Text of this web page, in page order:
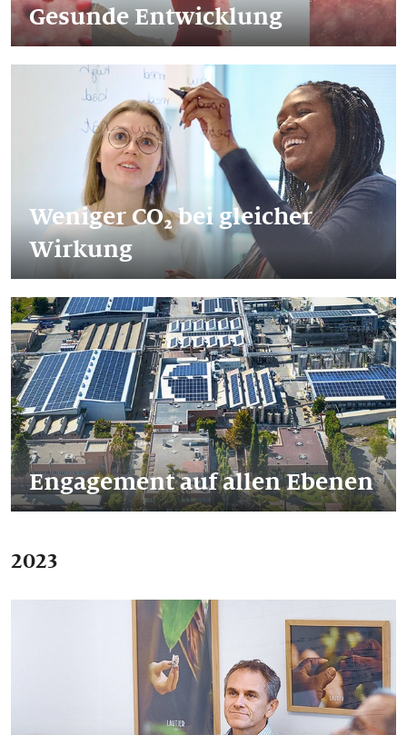
Gesunde Entwicklung
Weniger CO₂ bei gleicher
Wirkung
Engagement auf allen Ebenen
2023